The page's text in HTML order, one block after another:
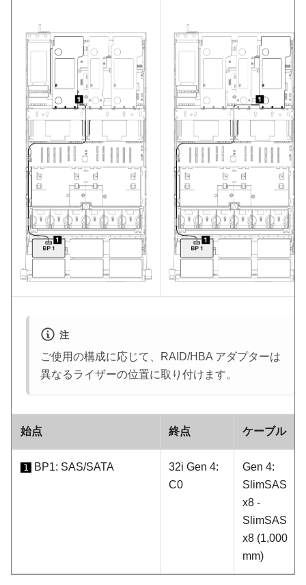
注
ご使用の構成に応じて、RAID/HBA アダプターは
異なるライザーの位置に取り付けます。
始点 終点 ケーブル
1 BP1: SAS/SATA
32i Gen 4:
C0
Gen 4:
SlimSAS
x8 -
SlimSAS
x8 (1,000
mm)